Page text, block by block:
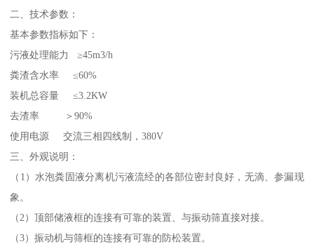
二、技术参数：
基本参数指标如下：
污液处理能力 ≥45m3/h
粪渣含水率 ≤60%
装机总容量 ≤3.2KW
去渣率 ＞90%
使用电源 交流三相四线制，380V
三、外观说明：
（1）水泡粪固液分离机污液流经的各部位密封良好，无滴、参漏现
象。
（2）顶部储液框的连接有可靠的装置、与振动筛直接对接。
（3）振动机与筛框的连接有可靠的防松装置。